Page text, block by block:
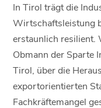
In Tirol trägt die
Wirtschaftsleistung
erstaunlich resilient.
Obmann der Sparte
Tirol, über die
exportorientierten
Fachkräftemangel